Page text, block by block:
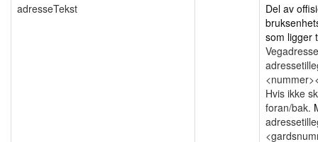
adresseTekst
Del av
som ligger
Hvis ikke
foran/bak.